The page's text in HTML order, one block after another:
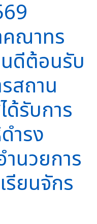
คณาทร
ดีต้อนรับ
สถาน
ด้รับการ
ำรง
นวยการ
รียนจักร